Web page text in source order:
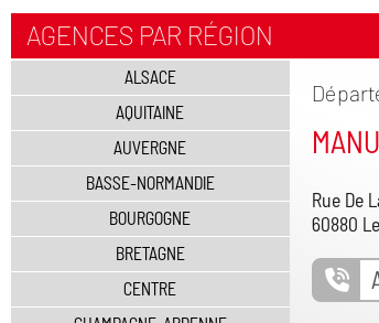
AGENCES PAR RÉGION
ALSACE
AQUITAINE
AUVERGNE
BASSE-NORMANDIE
BOURGOGNE
BRETAGNE
CENTRE
Rue De
60880